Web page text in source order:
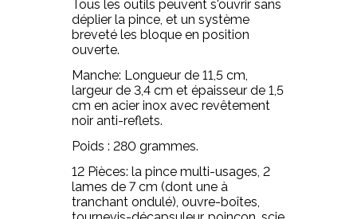
Tous les outils peuvent s'ouvrir sans
déplier la pince, et un système
breveté les bloque en position
ouverte.
Manche: Longueur de 11,5 cm,
largeur de 3,4 cm et épaisseur de 1,5
cm en acier inox avec revêtement
noir anti-reflets.
Poids : 280 grammes.
12 Pièces: la pince multi-usages, 2
lames de 7 cm (dont une à
tranchant ondulé), ouvre-boîtes,